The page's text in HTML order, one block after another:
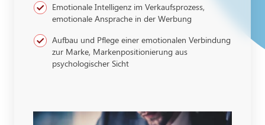
Emotionale Intelligenz im Verkaufsprozess,
emotionale Ansprache in der Werbung
Aufbau und Pflege einer emotionalen Verbindung
zur Marke, Markenpositionierung aus
psychologischer Sicht